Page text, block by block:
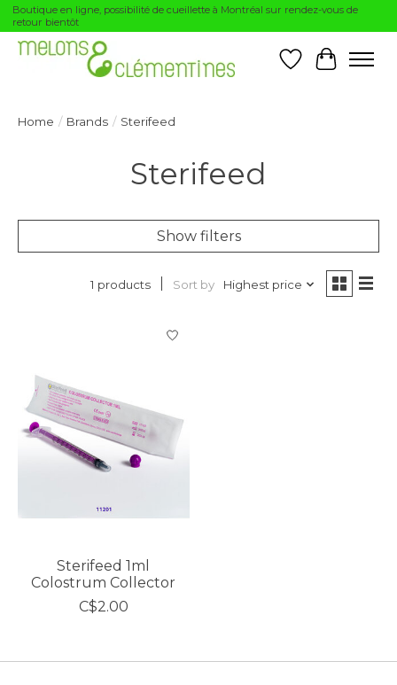
Boutique en ligne, possibilité de cueillette à Montréal sur rendez-vous de
retour bientôt
WishlistCart
Home / Brands / Sterifeed
Sterifeed
Show filters
1 products Sort by Highest price
Sterifeed 1ml
Colostrum Collector
C$2.00